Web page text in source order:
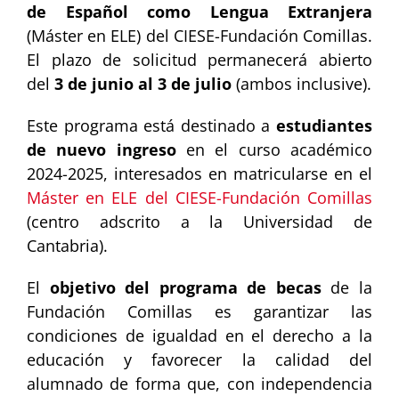
de Español como Lengua Extranjera
(Máster en ELE) del CIESE-Fundación Comillas.
El plazo de solicitud permanecerá abierto
del 3 de junio al 3 de julio (ambos inclusive).
Este programa está destinado a estudiantes
de nuevo ingresoen el curso académico
2024-2025, interesados en matricularse en el
Máster en ELE del CIESE-Fundación Comillas
(centro adscrito a la Universidad de
Cantabria).
El objetivo del programa de becasde la
Fundación Comillas es garantizar las
condiciones de igualdad en el derecho a la
educación y favorecer la calidad del
alumnado de forma que, con independencia